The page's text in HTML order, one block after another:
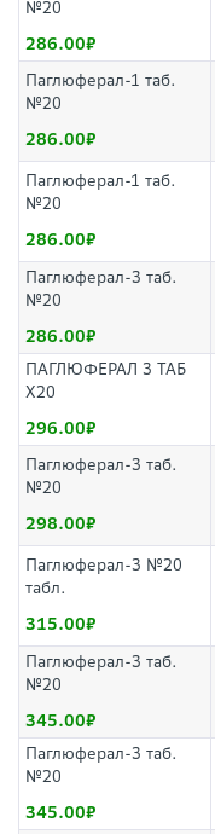
№20
286.00
Паглюферал-1 таб.
№20
286.00
Паглюферал-1 таб.
№20
286.00
Паглюферал-3 таб.
№20
286.00
ПАГЛЮФЕРАЛ 3 ТАБ
Х20
296.00
Паглюферал-3 таб.
№20
298.00
Паглюферал-3 №20
табл.
315.00
Паглюферал-3 таб.
№20
345.00
Паглюферал-3 таб.
№20
345.00